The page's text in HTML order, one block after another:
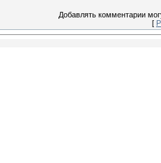
Добавлять комментарии
[